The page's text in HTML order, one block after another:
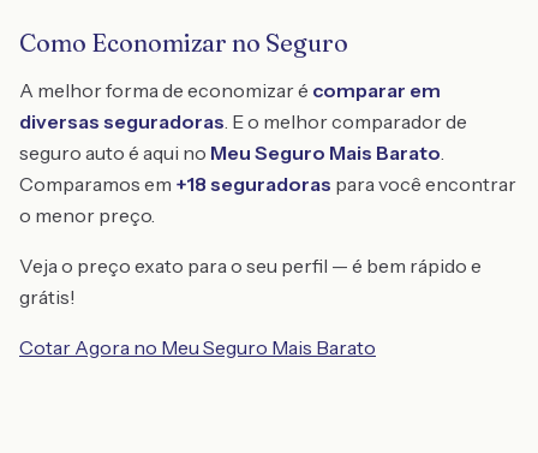
Como Economizar no Seguro
A melhor forma de economizar é comparar em
diversas seguradoras. E o melhor comparador de
seguro auto é aqui no Meu Seguro Mais Barato.
Comparamos em +18 seguradoras para você encontrar
o menor preço.
Veja o preço exato para o seu perfil — é bem rápido e
grátis!
Cotar Agora no Meu Seguro Mais Barato